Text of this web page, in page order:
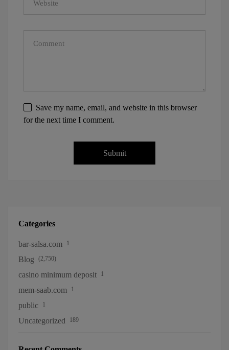
Save my name, email, and website in this browser
for the next time I comment.
Categories
bar-salsa.com 1
Blog (2,750)
casino minimum deposit 1
mem-saab.com 1
public 1
Uncategorized 189